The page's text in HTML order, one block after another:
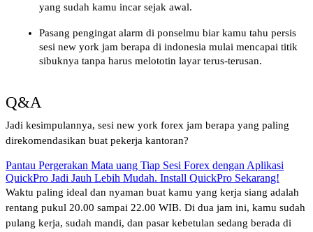
yang sudah kamu incar sejak awal.
Pasang pengingat alarm di ponselmu biar kamu tahu persis
sesi new york jam berapa di indonesia mulai mencapai titik
sibuknya tanpa harus melototin layar terus-terusan.
Q&A
Jadi kesimpulannya, sesi new york forex jam berapa yang paling
direkomendasikan buat pekerja kantoran?
Pantau Pergerakan Mata uang Tiap Sesi Forex dengan Aplikasi
QuickPro Jadi Jauh Lebih Mudah. Install QuickPro Sekarang!
Waktu paling ideal dan nyaman buat kamu yang kerja siang adalah
rentang pukul 20.00 sampai 22.00 WIB. Di dua jam ini, kamu sudah
pulang kerja, sudah mandi, dan pasar kebetulan sedang berada di